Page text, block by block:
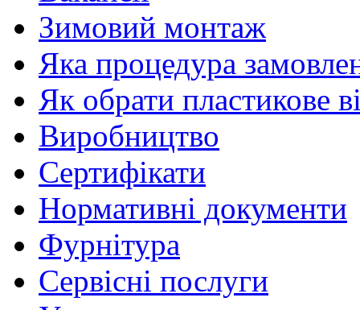
Зимовий монтаж
Яка процедура
Як обрати пластикове
Виробництво
Сертифікати
Нормативні документи
Фурнітура
Сервісні послуги